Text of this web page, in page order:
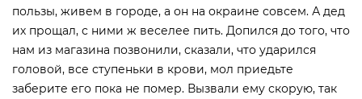
пользы, живем в городе, а он на окраине совсем. А дед
их прощал, с ними ж веселее пить. Допился до того, что
нам из магазина позвонили, сказали, что ударился
головой, все ступеньки в крови, мол приедьте
заберите его пока не помер. Вызвали ему скорую, так